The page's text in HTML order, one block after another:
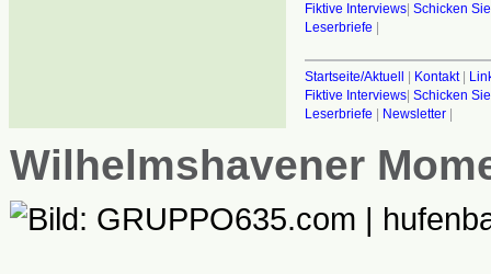
Fiktive Interviews| Schicken
Leserbriefe
Startseite/Aktuell Kontakt|
Fiktive Interviews| Schicken
Leserbriefe
Newsletter|
Wilhelmshavener